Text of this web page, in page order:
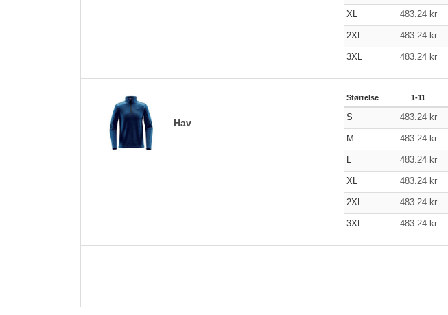
XL 483.24 kr
2XL 483.24 kr
3XL 483.24 kr
Hav
Størrelse 1-11
S 483.24 kr
M 483.24 kr
483.24 kr
XL 483.24 kr
2XL 483.24 kr
3XL 483.24 kr